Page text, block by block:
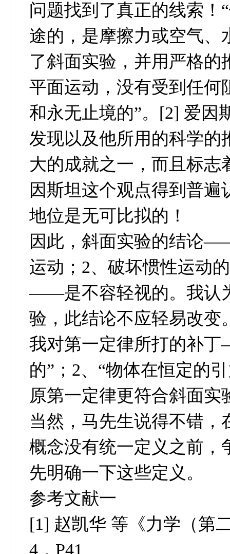
问题找到了真正的线索！
途的，是摩擦力或空气、
了斜面实验，并用严格的
平面运动，没有受到任何
和永无止境的”。[2] 爱因
发现以及他所用的科学的
大的成就之一，而且标志
因斯坦这个观点得到普
地位是无可比拟的！
因此，斜面实验的结论
运动；2、破坏惯性运动
——是不容轻视的。我认
验，此结论不应轻易改变
我对第一定律所打的补
的”；2、“物体在恒定的
原第一定律更符合斜面实
当然，马先生说得不错，
概念没有统一定义之前，
先明确一下这些定义。
参考文献一
[1] 赵凯华 等《力学（第
4，P41